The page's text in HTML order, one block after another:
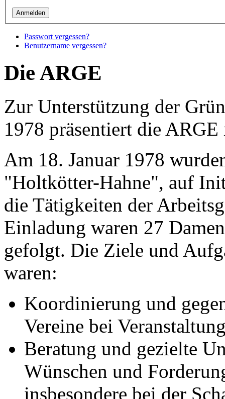
Passwort vergessen?
Benutzername vergessen?
Die ARGE
Zur Unterstützung der
1978 präsentiert die
Am 18. Januar 1978
"Holtkötter-Hahne", auf
die Tätigkeiten der
Einladung waren 27
gefolgt. Die Ziele und
waren:
Koordinierung und
Vereine bei
Beratung und gezielte
Wünschen und
insbesondere bei der